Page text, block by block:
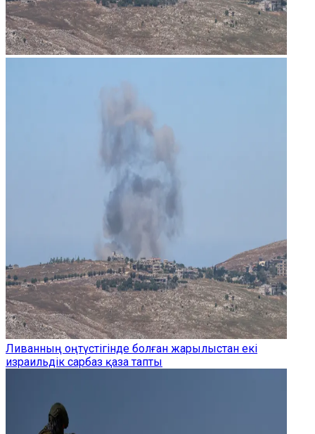
Ливанның оңтүстігінде болған жарылыстан екі
израильдік сарбаз қаза тапты